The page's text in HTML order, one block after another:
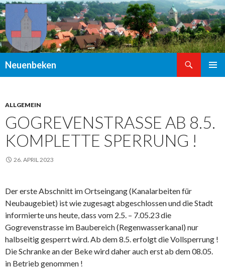
Neuenbeken
ALLGEMEIN
GOGREVENSTRASSE AB 8.5.
KOMPLETTE SPERRUNG !
26. APRIL 2023
Der erste Abschnitt im Ortseingang (Kanalarbeiten für
Neubaugebiet) ist wie zugesagt abgeschlossen und die Stadt
informierte uns heute, dass vom 2.5. – 7.05.23 die
Gogrevenstrasse im Baubereich (Regenwasserkanal) nur
halbseitig gesperrt wird. Ab dem 8.5. erfolgt die Vollsperrung !
Die Schranke an der Beke wird daher auch erst ab dem 08.05.
in Betrieb genommen !